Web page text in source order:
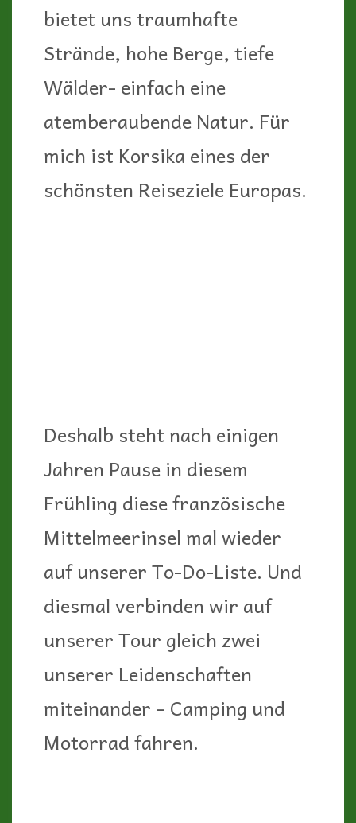
bietet uns traumhafte
Strände, hohe Berge, tiefe
Wälder- einfach eine
atemberaubende Natur. Für
mich ist Korsika eines der
schönsten Reiseziele Europas.
Deshalb steht nach einigen
Jahren Pause in diesem
Frühling diese französische
Mittelmeerinsel mal wieder
auf unserer To-Do-Liste. Und
diesmal verbinden wir auf
unserer Tour gleich zwei
unserer Leidenschaften
miteinander – Camping und
Motorrad fahren.